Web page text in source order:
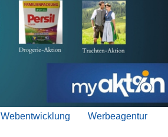
Webentwicklung Werbeagentur